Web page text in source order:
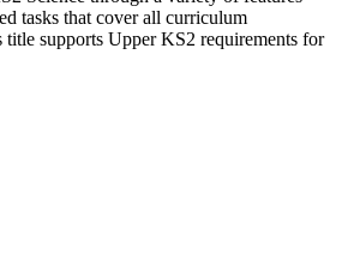
tasks that cover all curriculum
title supports Upper KS2 requirements for